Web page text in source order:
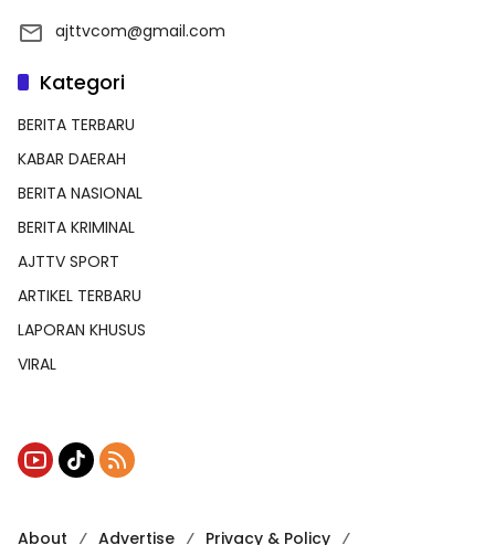
ajttvcom@gmail.com
Kategori
BERITA TERBARU
KABAR DAERAH
BERITA NASIONAL
BERITA KRIMINAL
AJTTV SPORT
ARTIKEL TERBARU
LAPORAN KHUSUS
VIRAL
About Advertise Privacy & Policy